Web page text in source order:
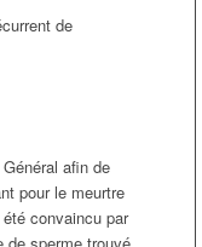
de
afin de
pour le meurtre
convaincu par